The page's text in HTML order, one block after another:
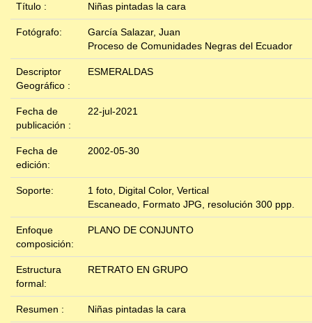
Título : Niñas pintadas la cara
Fotógrafo:
García Salazar, Juan
Proceso de Comunidades Negras del Ecuador
Descriptor
Geográfico :
ESMERALDAS
Fecha de
publicación :
22-jul-2021
Fecha de
edición:
2002-05-30
Soporte:
1 foto, Digital Color, Vertical
Escaneado, Formato JPG, resolución 300 ppp.
Enfoque
composición:
PLANO DE CONJUNTO
Estructura
formal:
RETRATO EN GRUPO
Resumen : Niñas pintadas la cara